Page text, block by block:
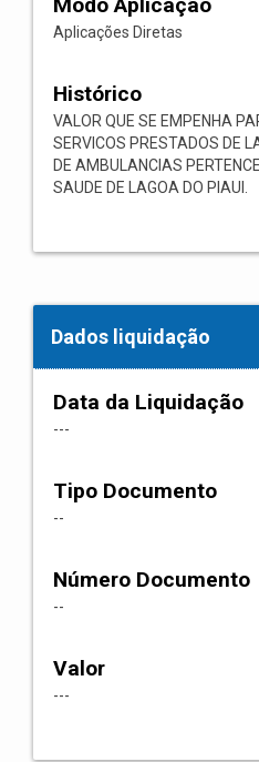
Aplicações Diretas
Histórico
VALOR QUE SE EMPENHA
SERVICOS PRESTADOS DE
DE AMBULANCIAS
SAUDE DE LAGOA DO PIAUI.
Dados liquidação
Data da Liquidação
---
Tipo Documento
--
Número Documento
--
Valor
---